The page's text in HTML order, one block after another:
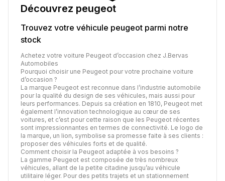
Découvrez peugeot
Trouvez votre véhicule peugeot parmi notre
stock
Achetez votre voiture Peugeot d’occasion chez J.Bervas
Automobiles
Pourquoi choisir une Peugeot pour votre prochaine voiture
d’occasion ?
La marque Peugeot est reconnue dans l’industrie automobile
pour la qualité du design de ses véhicules, mais aussi pour
leurs performances. Depuis sa création en 1810, Peugeot met
également l’innovation technologique au cœur de ses
voitures, et c’est pour cette raison que les Peugeot récentes
sont impressionnantes en termes de connectivité. Le logo de
la marque, un lion, symbolise sa promesse faite à ses clients :
proposer des véhicules forts et de qualité.
Comment choisir la Peugeot adaptée à vos besoins ?
La gamme Peugeot est composée de très nombreux
véhicules, allant de la petite citadine jusqu’au véhicule
utilitaire léger. Pour des petits trajets et un stationnement